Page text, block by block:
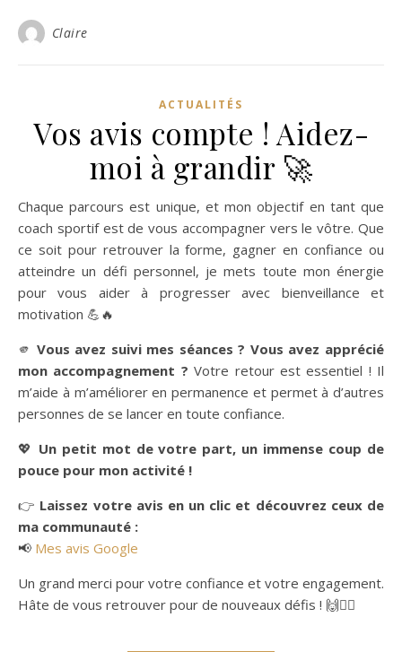
Claire
ACTUALITÉS
Vos avis compte ! Aidez-
moi à grandir 🚀
Chaque parcours est unique, et mon objectif en tant que
coach sportif est de vous accompagner vers le vôtre. Que
ce soit pour retrouver la forme, gagner en confiance ou
atteindre un défi personnel, je mets toute mon énergie
pour vous aider à progresser avec bienveillance et
motivation 💪🔥
🫵 Vous avez suivi mes séances ? Vous avez apprécié
mon accompagnement ? Votre retour est essentiel ! Il
m’aide à m’améliorer en permanence et permet à d’autres
personnes de se lancer en toute confiance.
💖 Un petit mot de votre part, un immense coup de
pouce pour mon activité !
👉 Laissez votre avis en un clic et découvrez ceux de
ma communauté :
📢 Mes avis Google
Un grand merci pour votre confiance et votre engagement.
Hâte de vous retrouver pour de nouveaux défis ! 🙌🏋️‍♂️